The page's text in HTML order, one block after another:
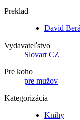
Preklad
David
Vydavateľstvo
Slovart CZ
Pre koho
pre mužov
Kategorizácia
Knihy